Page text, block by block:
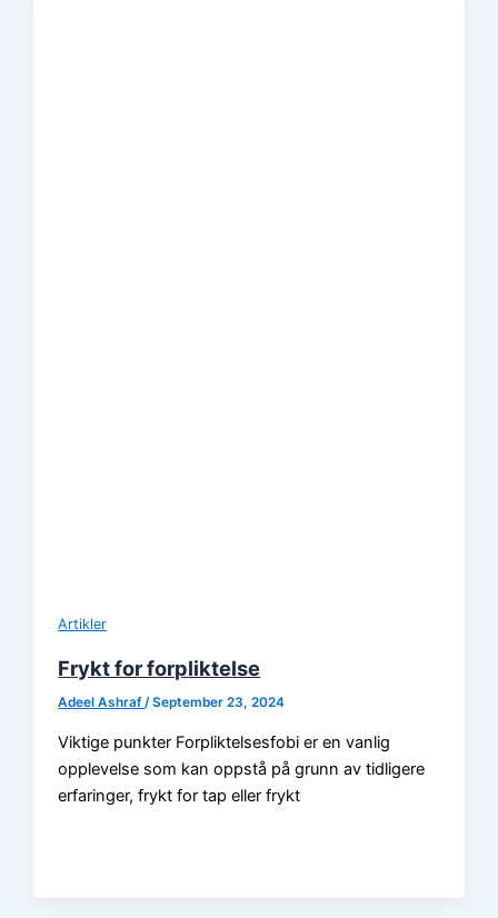
Artikler
Frykt for forpliktelse
Adeel Ashraf/September 23, 2024
Viktige punkter Forpliktelsesfobi er en vanlig
opplevelse som kan oppstå på grunn av tidligere
erfaringer, frykt for tap eller frykt